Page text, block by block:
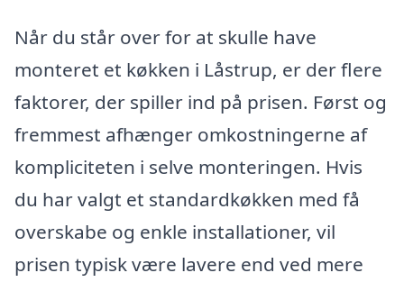
Når du står over for at skulle have
monteret et køkken i Låstrup, er der flere
faktorer, der spiller ind på prisen. Først og
fremmest afhænger omkostningerne af
kompliciteten i selve monteringen. Hvis
du har valgt et standardkøkken med få
overskabe og enkle installationer, vil
prisen typisk være lavere end ved mere